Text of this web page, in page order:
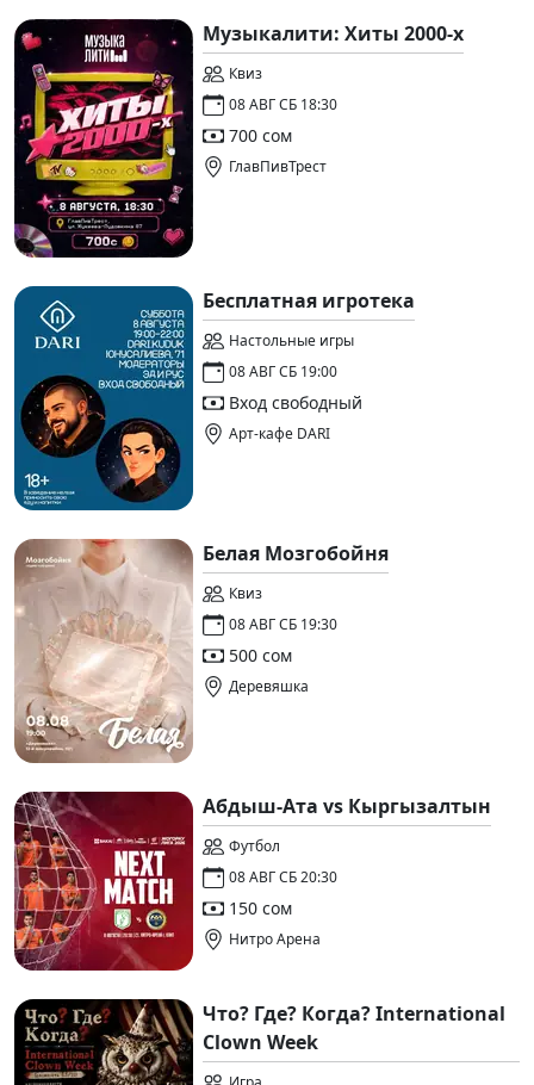
Музыкалити: Хиты 2000-х
Квиз
08 АВГ СБ 18:30
700 сом
ГлавПивТрест
Бесплатная игротека
Настольные игры
08 АВГ СБ 19:00
Вход свободный
Арт-кафе DARI
Белая Мозгобойня
Квиз
08 АВГ СБ 19:30
500 сом
Деревяшка
Абдыш-Ата vs Кыргызалтын
Футбол
08 АВГ СБ 20:30
150 сом
Нитро Арена
Что? Где? Когда? International
Clown Week